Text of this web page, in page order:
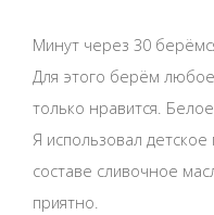
Минут через 30
Для этого берём
только нравится.
Я использовал
составе сливочное
приятно.